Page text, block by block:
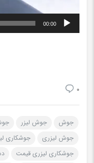
00:00
0
جوش جوش لیزر
جوش لیزری
جوشکاری
جوشکاری لیزری قیمت